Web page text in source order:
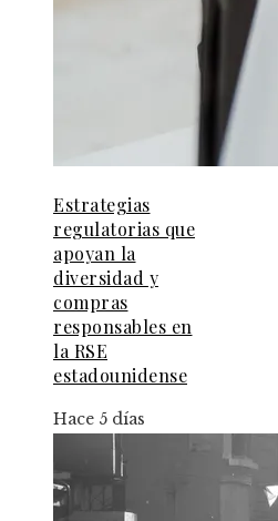
Estrategias
regulatorias que
apoyan la
diversidad y
compras
responsables en
la RSE
estadounidense
Hace 5 días